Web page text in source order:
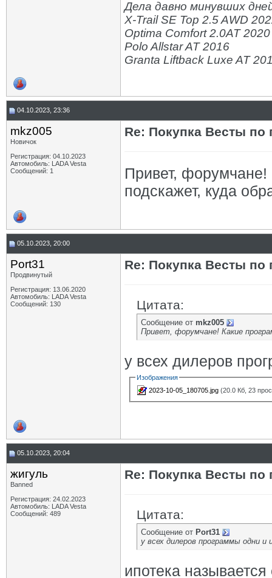
Дела давно минувших
X-Trail SE Top 2.5 AWD
Optima Comfort 2.0AT 2020
Polo Allstar AT 2016
Granta Liftback Luxe AT
04.10.2023, 23:36
mkz005
Новичок
Регистрация: 04.10.2023
Автомобиль: LADA Vesta
Сообщений: 1
Re: Покупка Весты по
Привет,
подскажет, куда
05.10.2023, 20:00
Port31
Продвинутый
Регистрация: 13.06.2020
Автомобиль: LADA Vesta
Сообщений: 130
Re: Покупка Весты по
Цитата:
Сообщение от mkz005
Привет, форумчане! Какие
у всех дилеров
Изображения
2023-10-05_180705.jpg (20.0 Кб, 23
05.10.2023, 20:04
жигуль
Banned
Регистрация: 24.02.2023
Автомобиль: LADA Vesta
Сообщений: 489
Re: Покупка Весты по
Цитата:
Сообщение от Port31
у всех дилеров программы одни и
ипотека